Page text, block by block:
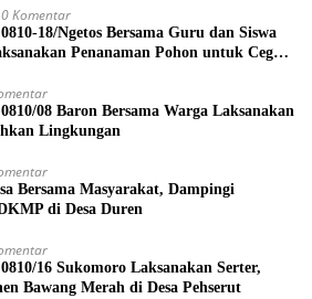
0 Komentar
18/Ngetos Bersama Guru dan Siswa
Penanaman Pohon untuk Cegah
08 Baron Bersama Warga Laksanakan
Lingkungan
Bersama Masyarakat, Dampingi
di Desa Duren
16 Sukomoro Laksanakan Serter,
Bawang Merah di Desa Pehserut